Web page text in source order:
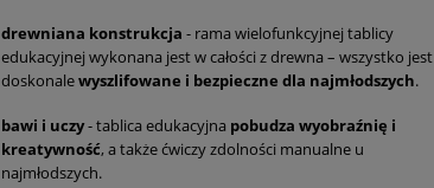
drewniana konstrukcja - rama wielofunkcyjnej tablicy
edukacyjnej wykonana jest w całości z drewna – wszystko jest
doskonalewyszlifowane i bezpieczne dla najmłodszych.
bawi i uczy- tablica edukacyjna pobudza wyobraźnię i
kreatywność, a także ćwiczy zdolności manualne u
najmłodszych.